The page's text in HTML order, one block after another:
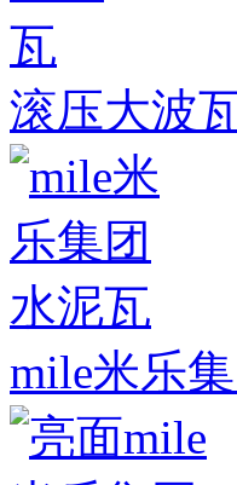
滚压大波
mile米乐